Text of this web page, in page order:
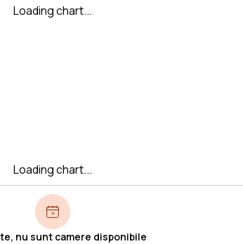
Loading chart...
Loading chart...
nu sunt camere disponibile